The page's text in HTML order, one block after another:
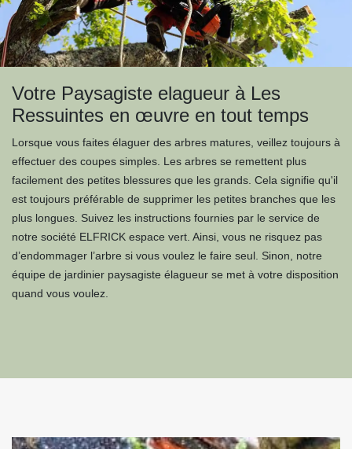
Votre Paysagiste elagueur à Les
Ressuintes en œuvre en tout temps
Lorsque vous faites élaguer des arbres matures, veillez toujours à
effectuer des coupes simples. Les arbres se remettent plus
facilement des petites blessures que les grands. Cela signifie qu'il
est toujours préférable de supprimer les petites branches que les
plus longues. Suivez les instructions fournies par le service de
notre société ELFRICK espace vert. Ainsi, vous ne risquez pas
d’endommager l’arbre si vous voulez le faire seul. Sinon, notre
équipe de jardinier paysagiste élagueur se met à votre disposition
quand vous voulez.